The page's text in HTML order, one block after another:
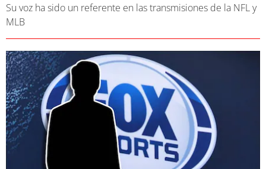
Su voz ha sido un referente en las transmisiones de la NFL y
MLB